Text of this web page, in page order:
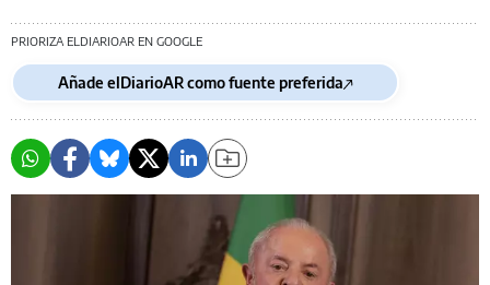
PRIORIZA ELDIARIOAR EN GOOGLE
Añade elDiarioAR como fuente preferida